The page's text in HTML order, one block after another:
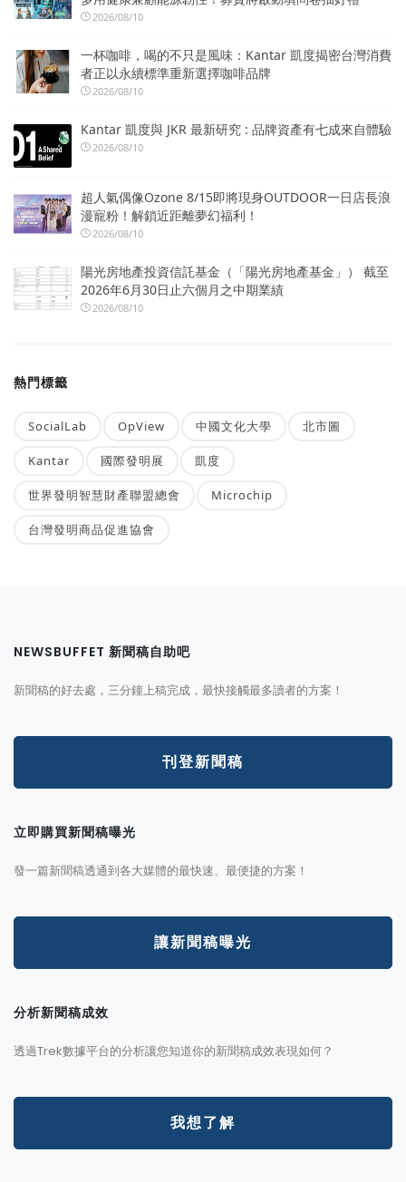
2026/08/10
一杯咖啡，喝的不只是風味：Kantar 凱度揭密台灣消費
者正以永續標準重新選擇咖啡品牌
2026/08/10
Kantar 凱度與 JKR 最新研究 : 品牌資產有七成來自體驗
2026/08/10
超人氣偶像Ozone 8/15即將現身OUTDOOR一日店長浪
漫寵粉！解鎖近距離夢幻福利！
2026/08/10
陽光房地產投資信託基金（「陽光房地產基金」） 截至
2026年6月30日止六個月之中期業績
2026/08/10
熱門標籤
SocialLab OpView 中國文化大學 北市圖
Kantar 國際發明展 凱度
世界發明智慧財產聯盟總會 Microchip
台灣發明商品促進協會
NEWSBUFFET 新聞稿自助吧
新聞稿的好去處，三分鐘上稿完成，最快接觸最多讀者的方案！
刊登新聞稿
立即購買新聞稿曝光
發一篇新聞稿透通到各大媒體的最快速、最便捷的方案！
讓新聞稿曝光
分析新聞稿成效
透過Trek數據平台的分析讓您知道你的新聞稿成效表現如何？
我想了解